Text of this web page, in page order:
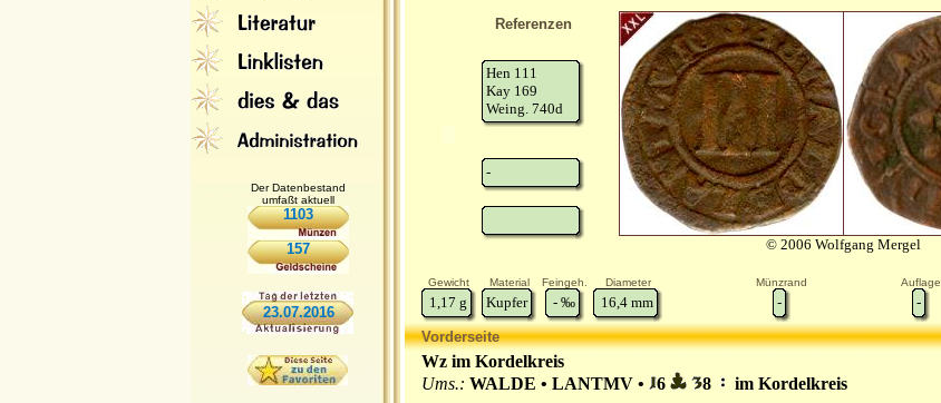
Der Datenbestand
umfaßt aktuell
1103
157
23.07.2016
Referenzen
Hen 111
Kay 169
Weing. 740d
-
© 2006 Wolfgang Mergel
Gewicht Material Feingeh. Diameter Münzrand Auflage
1,17 g Kupfer - ‰ 16,4 mm - -
Vorderseite
Wz im Kordelkreis
Ums.: WALDE • LANTMV • 6 8 im Kordelkreis